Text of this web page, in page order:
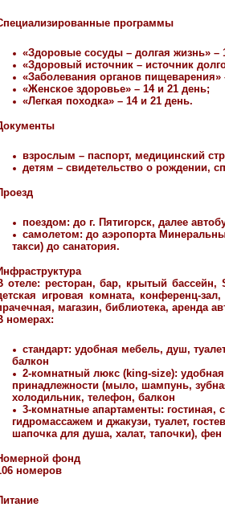
программы
«Здоровые сосуды – долгая жизнь» –
«Здоровый источник – источник
«Заболевания органов пищеварения»
«Женское здоровье» – 14 и 21 день;
«Легкая походка» – 14 и 21 день.
взрослым – паспорт, медицинский
детям – свидетельство о рождении,
поездом: до г. Пятигорск, далее
самолетом: до аэропорта
такси) до санатория.
отеле: ресторан, бар, крытый бассейн,
игровая комната, конференц-
магазин, библиотека, аренда
номерах:
стандарт: удобная мебель, душ,
балкон
2-комнатный люкс (king-size):
принадлежности (мыло, шампунь,
холодильник, телефон, балкон
3-комнатные апартаменты: гостиная,
гидромассажем и джакузи, туалет,
шапочка для душа, халат, тапочки),
фонд
номеров